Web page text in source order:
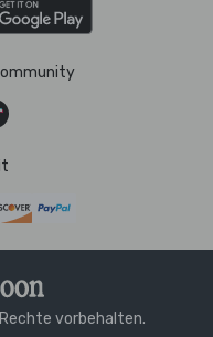
vorbehalten.